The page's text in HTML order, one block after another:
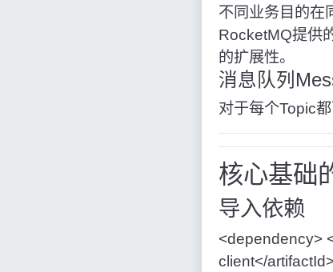
不同业务目的在
RocketMQ提供
的扩展性。
消息队列
对于每个Topic
核心基础
导入依赖
<dependency>
client</artifactId